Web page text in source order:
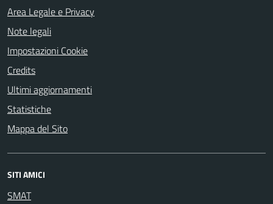
Area Legale e Privacy
Note legali
Impostazioni Cookie
Credits
Ultimi aggiornamenti
Statistiche
Mappa del Sito
SITI AMICI
SMAT